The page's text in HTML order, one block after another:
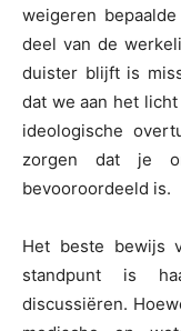
weigeren
deel van de
duister blijft is
dat we aan het
ideologische
zorgen dat je
bevooroordeeld is.
Het beste bewijs
standpunt is
discussiëren.